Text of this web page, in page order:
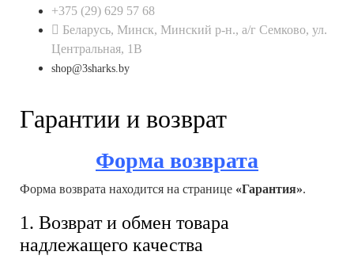
+375 (29) 629 57 68
Беларусь, Минск, Минский р-н., а/г Семково, ул.
Центральная, 1В
shop@3sharks.by
Гарантии и возврат
Форма возврата
Форма возврата находится на странице «Гарантия».
1. Возврат и обмен товара
надлежащего качества